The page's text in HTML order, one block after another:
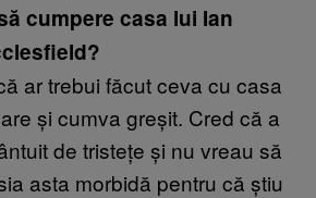
cumpere casa lui Ian
ar trebui făcut ceva cu casa
și cumva greșit. Cred că a
de tristețe și nu vreau să
asta morbidă pentru că știu